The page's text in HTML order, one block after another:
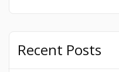
Recent Posts